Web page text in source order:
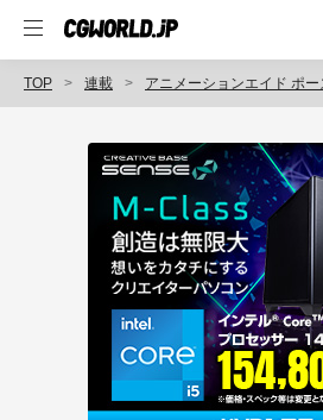
TOP 連載 アニメーションエイド ポー